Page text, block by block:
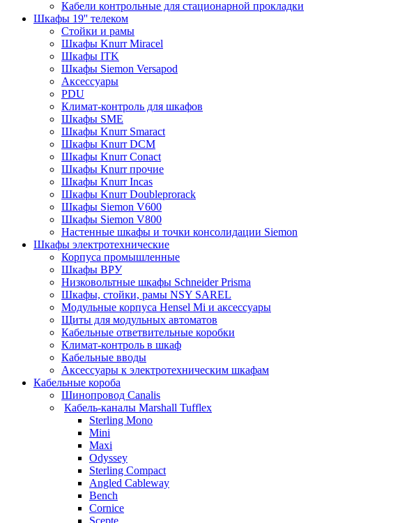
Кабели контрольные для стационарной прокладки
Шкафы 19'' телеком
Стойки и рамы
Шкафы Knurr Miracel
Шкафы ITK
Шкафы Siemon Versapod
Аксессуары
PDU
Климат-контроль для шкафов
Шкафы SME
Шкафы Knurr Smaract
Шкафы Knurr DCM
Шкафы Knurr Conact
Шкафы Knurr прочие
Шкафы Knurr Incas
Шкафы Knurr Doubleprorack
Шкафы Siemon V600
Шкафы Siemon V800
Настенные шкафы и точки консолидации Siemon
Шкафы электротехнические
Корпуса промышленные
Шкафы ВРУ
Низковольтные шкафы Schneider Prisma
Шкафы, стойки, рамы NSY SAREL
Модульные корпуса Hensel Mi и аксессуары
Щиты для модульных автоматов
Кабельные ответвительные коробки
Климат-контроль в шкаф
Кабельные вводы
Аксессуары к электротехническим шкафам
Кабельные короба
Шинопровод Canalis
Кабель-каналы Marshall Tufflex
Sterling Mono
Mini
Maxi
Odyssey
Sterling Compact
Angled Cableway
Bench
Cornice
Scepte